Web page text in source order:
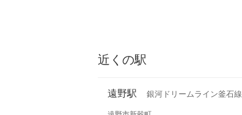
近くの駅
遠野駅 銀河ドリームライン釜石線